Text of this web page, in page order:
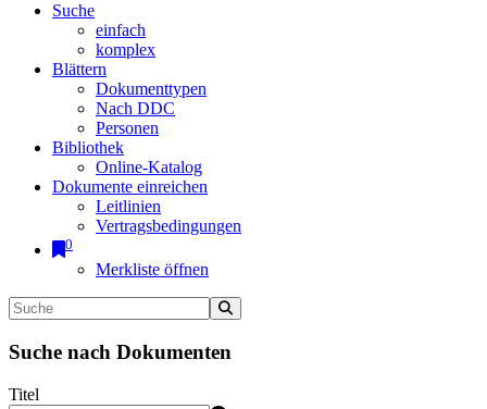
Suche
einfach
komplex
Blättern
Dokumenttypen
Nach DDC
Personen
Bibliothek
Online-Katalog
Dokumente einreichen
Leitlinien
Vertragsbedingungen
0
Merkliste öffnen
Suche nach Dokumenten
Titel